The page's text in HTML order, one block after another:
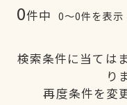
0件中 0〜0件を表示
検索条件に当ては
り
再度条件を変